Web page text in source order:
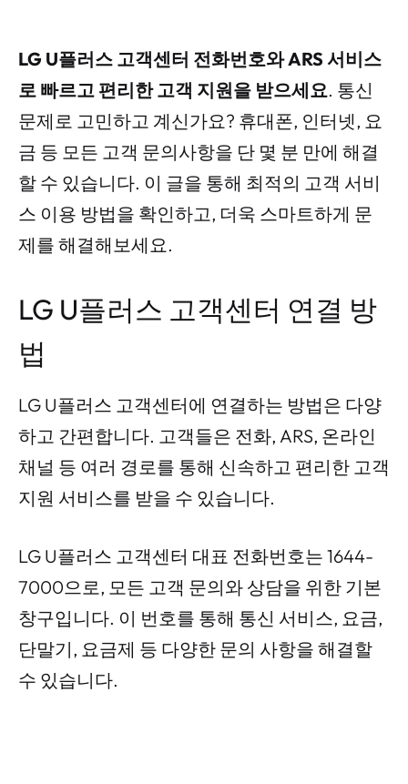
LG U플러스 고객센터 전화번호와 ARS 서비스
로 빠르고 편리한 고객 지원을 받으세요. 통신
문제로 고민하고 계신가요? 휴대폰, 인터넷, 요
금 등 모든 고객 문의사항을 단 몇 분 만에 해결
할 수 있습니다. 이 글을 통해 최적의 고객 서비
스 이용 방법을 확인하고, 더욱 스마트하게 문
제를 해결해보세요.
LG U플러스 고객센터 연결 방
법
LG U플러스 고객센터에 연결하는 방법은 다양
하고 간편합니다. 고객들은 전화, ARS, 온라인
채널 등 여러 경로를 통해 신속하고 편리한 고객
지원 서비스를 받을 수 있습니다.
LG U플러스 고객센터 대표 전화번호는 1644-
7000으로, 모든 고객 문의와 상담을 위한 기본
창구입니다. 이 번호를 통해 통신 서비스, 요금,
단말기, 요금제 등 다양한 문의 사항을 해결할
수 있습니다.